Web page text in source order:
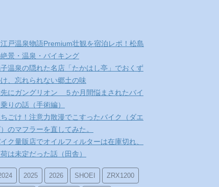
戸温泉物語Premium壮観を宿泊レポ！松島
景・温泉・バイキング
温泉の隠れた名店「たかはし亭」でおくず
、忘れられない郷土の味
にガングリオン ５か月間悩まされたバイ
りの話（手術編）
ごけ！注意力散漫でこすったバイク（ダエ
のマフラーを直してみた。
ク量販店でオイルフィルターは在庫切れ、
荷は未定だった話（田舎）
2025 2026 SHOEI ZRX1200